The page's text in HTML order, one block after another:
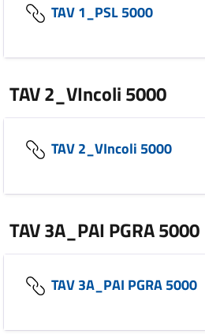
TAV 1_PSL 5000
TAV 2_VIncoli 5000
TAV 2_VIncoli 5000
TAV 3A_PAI PGRA 5000
TAV 3A_PAI PGRA 5000